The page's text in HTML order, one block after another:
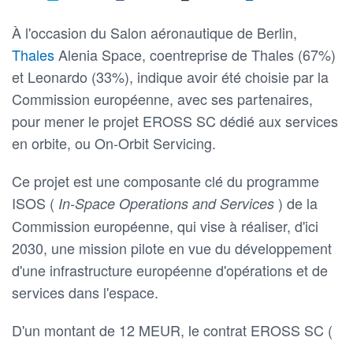
À l'occasion du Salon aéronautique de Berlin,
ThalesAlenia Space, coentreprise de Thales (67%)
et Leonardo (33%), indique avoir été choisie par la
Commission européenne, avec ses partenaires,
pour mener le projet EROSS SC dédié aux services
en orbite, ou On-Orbit Servicing.
Ce projet est une composante clé du programme
ISOS ( In-Space Operations and Services ) de la
Commission européenne, qui vise à réaliser, d'ici
2030, une mission pilote en vue du développement
d'une infrastructure européenne d'opérations et de
services dans l'espace.
D'un montant de 12 MEUR, le contrat EROSS SC (